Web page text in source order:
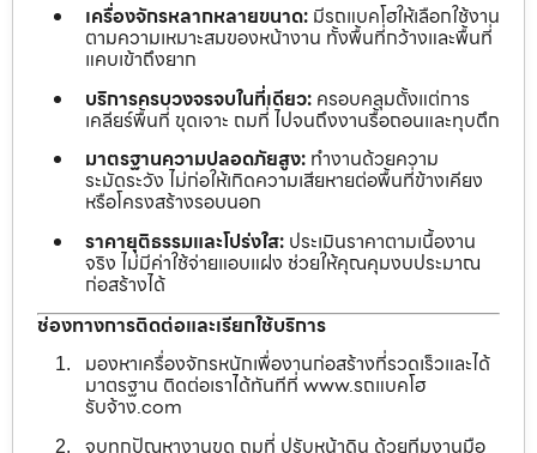
เครื่องจักรหลากหลายขนาด: มีรถแบคโฮให้เลือกใช้งาน
ตามความเหมาะสมของหน้างาน ทั้งพื้นที่กว้างและพื้นที่
แคบเข้าถึงยาก
บริการครบวงจรจบในที่เดียว: ครอบคลุมตั้งแต่การ
เคลียร์พื้นที่ ขุดเจาะ ถมที่ ไปจนถึงงานรื้อถอนและทุบตึก
มาตรฐานความปลอดภัยสูง: ทำงานด้วยความ
ระมัดระวัง ไม่ก่อให้เกิดความเสียหายต่อพื้นที่ข้างเคียง
หรือโครงสร้างรอบนอก
ราคายุติธรรมและโปร่งใส: ประเมินราคาตามเนื้องาน
จริง ไม่มีค่าใช้จ่ายแอบแฝง ช่วยให้คุณคุมงบประมาณ
ก่อสร้างได้
ช่องทางการติดต่อและเรียกใช้บริการ
มองหาเครื่องจักรหนักเพื่องานก่อสร้างที่รวดเร็วและได้
มาตรฐาน ติดต่อเราได้ทันทีที่ www.รถแบคโฮ
รับจ้าง.com
จบทุกปัญหางานขุด ถมที่ ปรับหน้าดิน ด้วยทีมงานมือ